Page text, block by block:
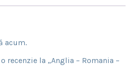
acum.
recenzie la „Anglia – Romania –